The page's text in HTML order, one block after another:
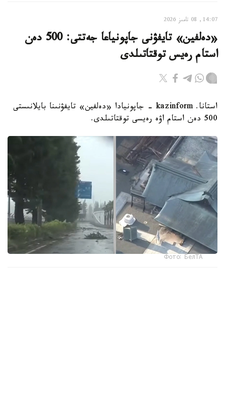
14:07, 08 تامىز 2026
«دەلفين» تايفۋنى جاپونياعا جەتتى: 500 دەن
استام رەيس توقتاتىلدى
استانا. kazinform - جاپونيادا «دەلفين» تايفۋنىنا بايلانىستى
500 دەن استام اۋە رەيسى توقتاتىلدى.
Фото: БелТА